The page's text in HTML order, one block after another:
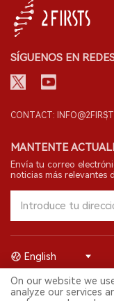
SÍGUENOS EN
CONTACT:
MANTENTE
Envía tu correo
noticias más relevantes
© 2026 Shenzhen
reservados.
English
On our website we
analyze our services